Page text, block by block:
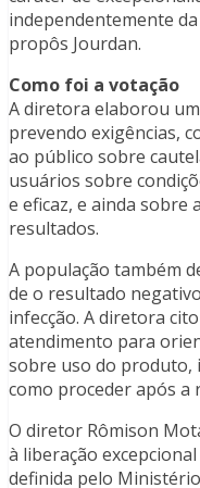
independentemente
propôs Jourdan.
Como foi a votação
A diretora elaborou
prevendo exigências,
ao público sobre
usuários sobre
e eficaz, e ainda
resultados.
A população também
de o resultado
infecção. A diretora
atendimento para
sobre uso do produto,
como proceder após
O diretor Rômison
à liberação
definida pelo